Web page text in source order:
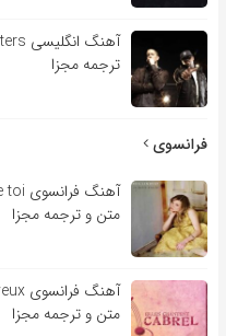
ترجمه مجزا
فرانسوی
متن و ترجمه مجزا
متن و ترجمه مجزا